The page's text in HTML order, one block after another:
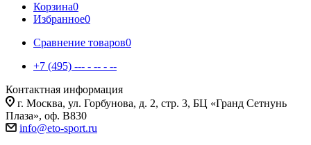
Корзина0
Избранное0
Сравнение товаров0
+7 (495) --- - -- - --
Контактная информация
г. Москва, ул. Горбунова, д. 2, стр. 3, БЦ «Гранд Сетнунь
Плаза», оф. В830
info@eto-sport.ru